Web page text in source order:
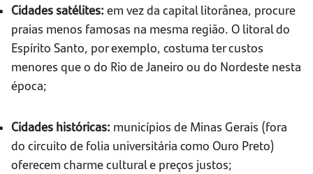
Cidades satélites: em vez da capital litorânea, procure
praias menos famosas na mesma região. O litoral do
Espírito Santo, por exemplo, costuma ter custos
menores que o do Rio de Janeiro ou do Nordeste nesta
época;
Cidades históricas: municípios de Minas Gerais (fora
do circuito de folia universitária como Ouro Preto)
oferecem charme cultural e preços justos;